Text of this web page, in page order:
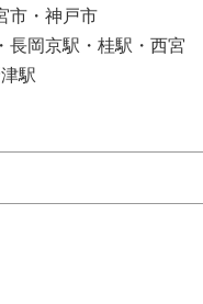
市・神戸市
長岡京駅・桂駅・西宮
駅